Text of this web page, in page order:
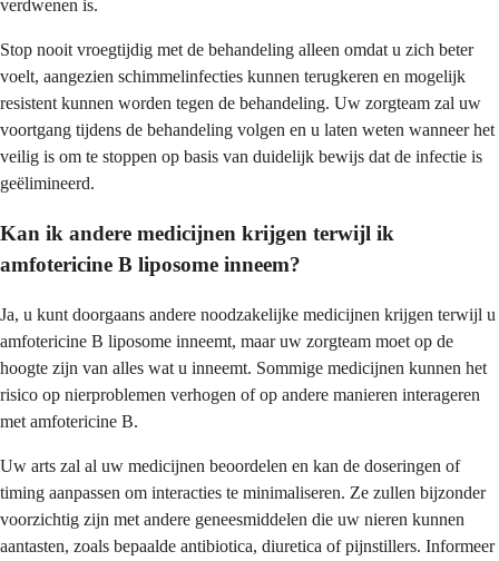
verdwenen is.
Stop nooit vroegtijdig met de behandeling alleen omdat u zich beter
voelt, aangezien schimmelinfecties kunnen terugkeren en mogelijk
resistent kunnen worden tegen de behandeling. Uw zorgteam zal uw
voortgang tijdens de behandeling volgen en u laten weten wanneer het
veilig is om te stoppen op basis van duidelijk bewijs dat de infectie is
geëlimineerd.
Kan ik andere medicijnen krijgen terwijl ik
amfotericine B liposome inneem?
Ja, u kunt doorgaans andere noodzakelijke medicijnen krijgen terwijl u
amfotericine B liposome inneemt, maar uw zorgteam moet op de
hoogte zijn van alles wat u inneemt. Sommige medicijnen kunnen het
risico op nierproblemen verhogen of op andere manieren interageren
met amfotericine B.
Uw arts zal al uw medicijnen beoordelen en kan de doseringen of
timing aanpassen om interacties te minimaliseren. Ze zullen bijzonder
voorzichtig zijn met andere geneesmiddelen die uw nieren kunnen
aantasten, zoals bepaalde antibiotica, diuretica of pijnstillers. Informeer